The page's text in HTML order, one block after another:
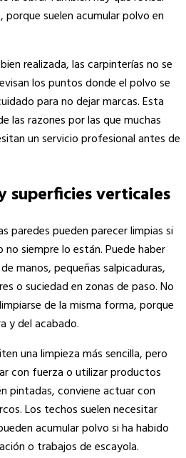
suelen acumular polvo en
realizada, las carpinterías no se
los puntos donde el polvo se
para no dejar marcas. Esta
las razones por las que muchas
un servicio profesional antes de
superficies verticales
paredes pueden parecer limpias si
siempre lo están. Puede haber
manos, pequeñas salpicaduras,
o suciedad en zonas de paso. No
de la misma forma, porque
y del acabado.
una limpieza más sencilla, pero
con fuerza o utilizar productos
pintadas, conviene actuar con
Los techos suelen necesitar
acumular polvo si ha habido
o trabajos de escayola.